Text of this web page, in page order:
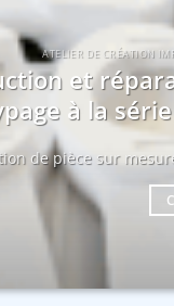
ATELIER DE CRÉATION
et
à la
de pièce sur